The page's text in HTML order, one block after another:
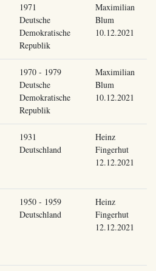
1971
Deutsche
Demokratische
Republik
Maximilian
Blum
10.12.2021
1970 - 1979
Deutsche
Demokratische
Republik
Maximilian
Blum
10.12.2021
1931
Deutschland
Heinz
Fingerhut
12.12.2021
1950 - 1959
Deutschland
Heinz
Fingerhut
12.12.2021